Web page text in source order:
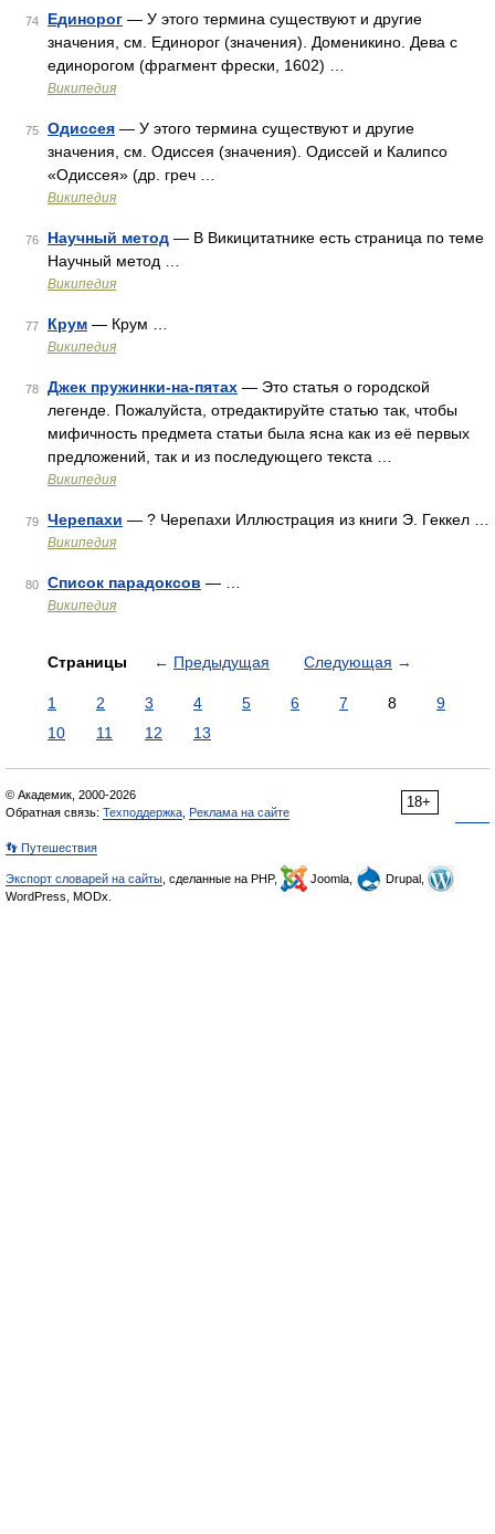
74 Единорог — У этого термина существуют и другие
значения, см. Единорог (значения). Доменикино. Дева с
единорогом (фрагмент фрески, 1602) …
Википедия
75 Одиссея — У этого термина существуют и другие
значения, см. Одиссея (значения). Одиссей и Калипсо
«Одиссея» (др. греч …
Википедия
76 Научный метод — В Викицитатнике есть страница по теме
Научный метод …
Википедия
77 Крум — Крум …
Википедия
78 Джек пружинки-на-пятах — Это статья о городской
легенде. Пожалуйста, отредактируйте статью так, чтобы
мифичность предмета статьи была ясна как из её первых
предложений, так и из последующего текста …
Википедия
79 Черепахи — ? Черепахи Иллюстрация из книги Э. Геккел …
Википедия
80 Список парадоксов — …
Википедия
Страницы ← Предыдущая Следующая →
1 2 3 4 5 6 7 8
9
10
11 12 13
18+
© Академик, 2000-2026
Обратная связь: Техподдержка Реклама на сайте
👣 Путешествия
Экспорт словарей на сайты , сделанные на PHP, Joomla,
Drupal,
WordPress, MODx.